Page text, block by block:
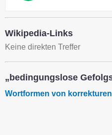
Wikipedia-Links
Keine direkten Treffer
„bedingungslose
Wortformen von